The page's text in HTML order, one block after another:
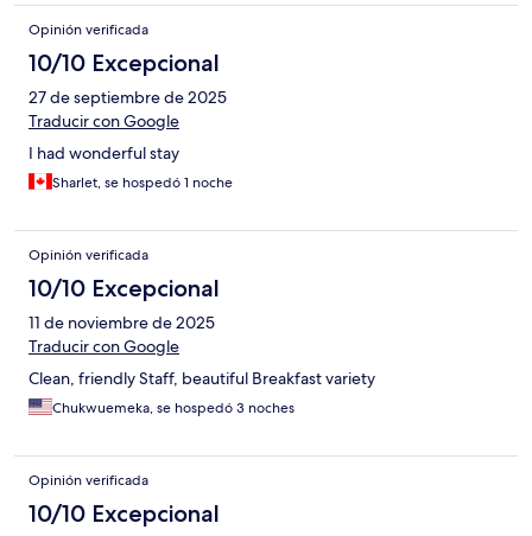
Opinión verificada
10/10 Excepcional
27 de septiembre de 2025
Traducir con Google
I had wonderful stay
Sharlet, se hospedó 1 noche
Opinión verificada
10/10 Excepcional
11 de noviembre de 2025
Traducir con Google
Clean, friendly Staff, beautiful Breakfast variety
Chukwuemeka, se hospedó 3 noches
Opinión verificada
10/10 Excepcional